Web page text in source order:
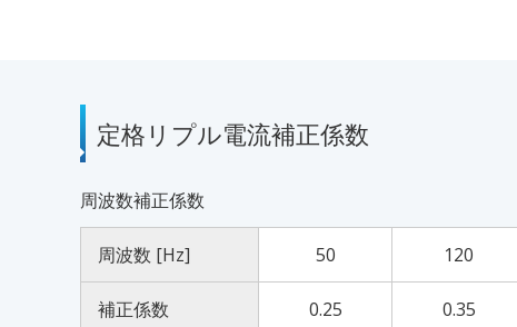
定格リプル電流補正係数
周波数補正係数
周波数 [Hz] 50 120
補正係数 0.25 0.35